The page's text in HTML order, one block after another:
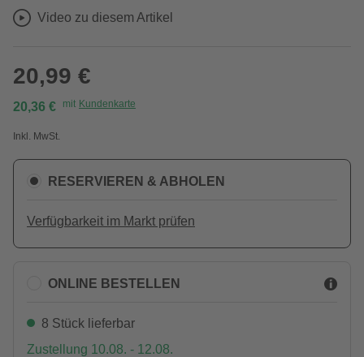
Video zu diesem Artikel
20,99 €
20,36 € mit Kundenkarte
Inkl. MwSt.
RESERVIEREN & ABHOLEN
Verfügbarkeit im Markt prüfen
ONLINE BESTELLEN
8 Stück lieferbar
Zustellung 10.08. - 12.08.